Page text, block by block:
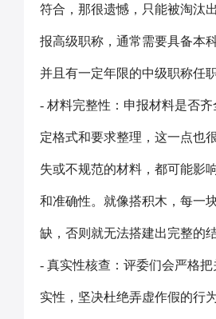
符合，那很遗憾，只能被淘汰
报高级职称，通常需要具备本
并且有一定年限的中级职称任职
- 材料完整性：申报材料是否
定格式和要求整理，这一点也
失或不规范的材料，都可能影
和准确性。就像搭积木，每一
缺，否则就无法搭建出完整的结
- 真实性核查：评委们会严格
实性，坚决杜绝弄虚作假的行